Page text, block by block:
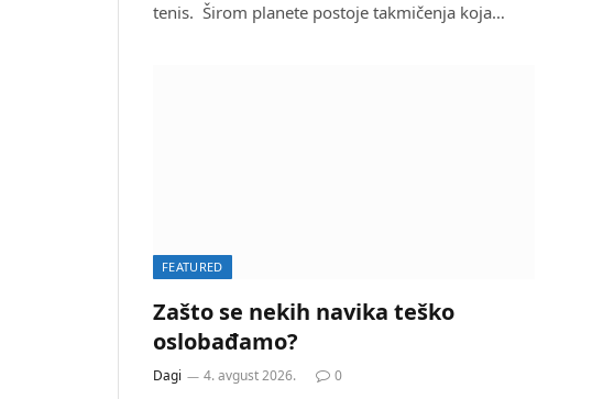
tenis. Širom planete postoje takmičenja koja…
FEATURED
Zašto se nekih navika teško
oslobađamo?
Dagi 4. avgust 2026. 0